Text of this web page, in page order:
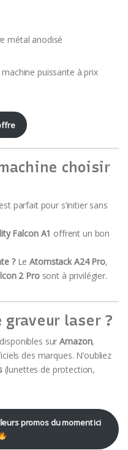
métal anodisé
puissante à prix
choisir
est parfait pour s’initier sans
Falcon A1 offrent un bon
?LeAtomstack A24 Pro,
2 Prosont à privilégier.
graveur laser ?
surAmazon,
des marques. N’oubliez
(lunettes de protection,
promos du moment ici